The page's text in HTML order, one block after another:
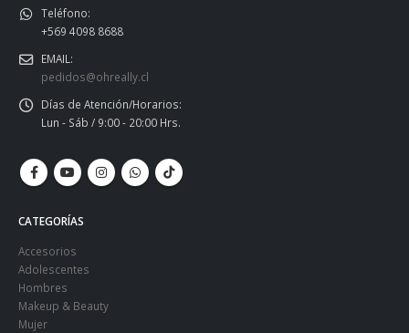
Teléfono:
+569 4098 8688
EMAIL:
pedidos@ohreally.cl
Días de Atención/Horarios:
Lun - Sáb / 9:00 - 20:00 Hrs.
CATEGORÍAS
Accesorios
Adolescentes
Hombres
Makeup & Beauty
Mujer